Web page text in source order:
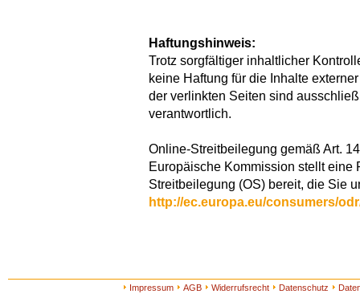
Haftungshinweis:
Trotz sorgfältiger inhaltlicher
keine Haftung für die Inhalte
der verlinkten Seiten sind
verantwortlich.
Online-Streitbeilegung gemäß Art.
Europäische Kommission stellt eine
Streitbeilegung (OS) bereit, die Sie
http://ec.europa.eu/consumers/
Impressum AGB Widerrufsrecht Datenschutz